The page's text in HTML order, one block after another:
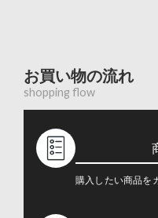
お買い物の流れ
shopping flow
購入したい商品を